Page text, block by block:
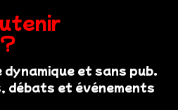
et sans pub.
débats et événements